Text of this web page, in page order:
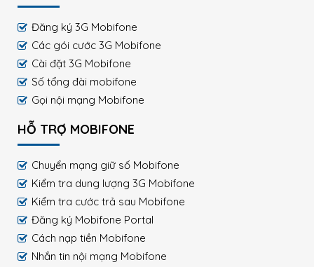
Đăng ký 3G Mobifone
Các gói cước 3G Mobifone
Cài đặt 3G Mobifone
Số tổng đài mobifone
Gọi nội mạng Mobifone
HỖ TRỢ MOBIFONE
Chuyển mạng giữ số Mobifone
Kiểm tra dung lượng 3G Mobifone
Kiểm tra cước trả sau Mobifone
Đăng ký Mobifone Portal
Cách nạp tiền Mobifone
Nhắn tin nội mạng Mobifone